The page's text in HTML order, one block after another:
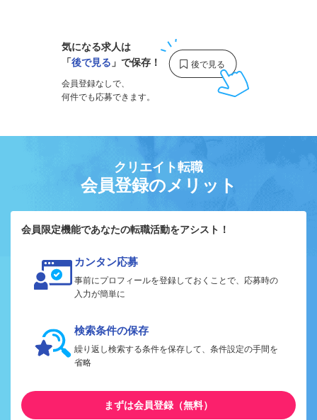
気になる求人は
「後で見る 」で保存！
会員登録なしで、
何件でも応募できます。
クリエイト転職
会員登録のメリット
会員限定機能であなたの転職活動をアシスト！
カンタン応募
事前にプロフィールを登録しておくことで、応募時の
入力が簡単に
検索条件の保存
繰り返し検索する条件を保存して、条件設定の手間を
省略
まずは会員登録（無料）